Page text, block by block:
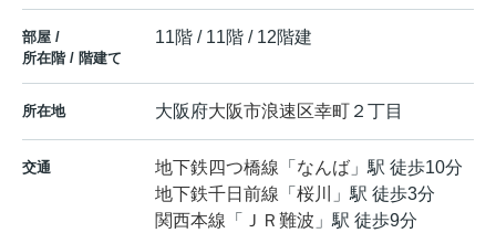
部屋 /
所在階 / 階建て
11階 / 11階 / 12階建
所在地 大阪府大阪市浪速区幸町 ２丁目
交通 地下鉄四つ橋線 「 なんば 」駅 徒歩10分
地下鉄千日前線 「 桜川
」駅 徒歩3分
関西本線 「 ＪＲ難波 」駅 徒歩9分